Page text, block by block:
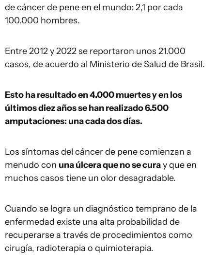
de cáncer de pene en el mundo: 2,1 por cada
100.000 hombres.
Entre 2012 y 2022 se reportaron unos 21.000
casos, de acuerdo al Ministerio de Salud de Brasil.
Esto ha resultado en 4.000 muertes y en los
últimos diez años se han realizado 6.500
amputaciones: una cada dos días.
Los síntomas del cáncer de pene comienzan a
menudo con una úlcera que no se curay que en
muchos casos tiene un olor desagradable.
Cuando se logra un diagnóstico temprano de la
enfermedad existe una alta probabilidad de
recuperarse a través de procedimientos como
cirugía, radioterapia o quimioterapia.